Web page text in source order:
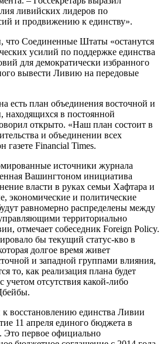
ливийских лидеров по
и продвижению к единству».
что Соединенные Штаты «останутся
усилий по поддержке единства
для демократически избранного
вывести Ливию на передовые
есть план объединения восточной и
находящихся в постоянной
открыто. «Наш план состоит в
и объединении всех
газете Financial Times.
источники журнала
Вашингтоном инициатива
власти в руках семьи Хафтара и
экономические и политические
равномерно распределены между
территориально
отмечает собеседник Foreign Policy.
бы текущий статус-кво в
долгое время живет
и западной группами влияния,
то, как реализация плана будет
учетом отсутствия какой-либо
восстановлению единства Ливии
11 апреля единого бюджета в
Это первое официально